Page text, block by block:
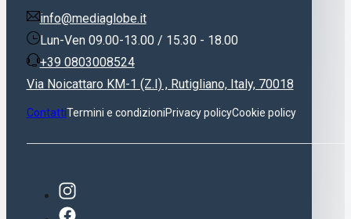
info@mediaglobe.it
Lun-Ven 09.00-13.00 / 15.30 - 18.00
+39 0803008524
Via Noicattaro KM-1 (Z.I) , Rutigliano, Italy, 70018
ContattiTermini e condizioniPrivacy policyCookie policy